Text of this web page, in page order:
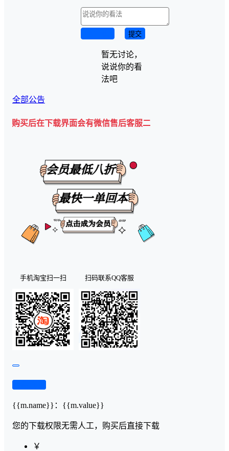
提交
暂无讨论，
说说你的看
法吧
全部公告
下载界面会有微信售后客服二维码💡
手机淘宝扫一扫 扫码联系QQ客服
{{m.name}} ： {{m.value}}
您的下载权限无需人工，购买后直接下载
￥